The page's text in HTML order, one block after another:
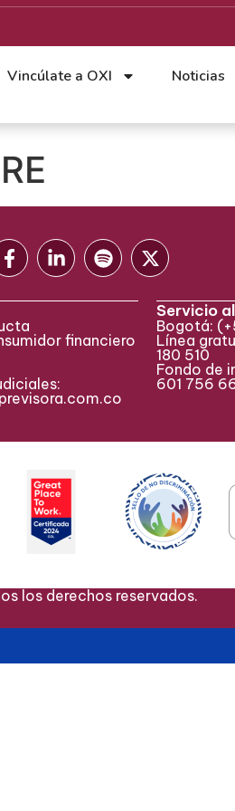
Vincúlate a OXI Noticias
financiero
Servicio
Bogotá:
Línea
180 510
Fondo de
601 756
los derechos reservados.